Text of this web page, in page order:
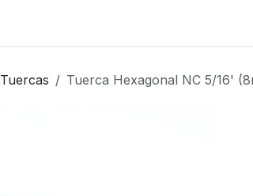
Tuercas Tuerca Hexagonal NC 5/16'